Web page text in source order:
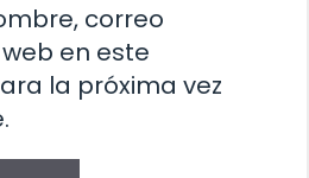
correo
en este
la próxima vez